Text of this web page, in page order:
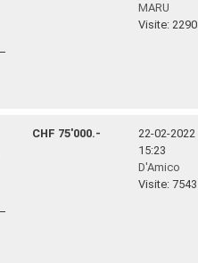
MARU
Visite: 2290
CHF 75'000.-
22-02-2022
15:23
D'Amico
Visite: 7543